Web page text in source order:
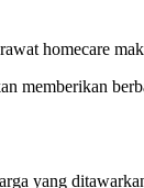
homecare
memberikan
yang